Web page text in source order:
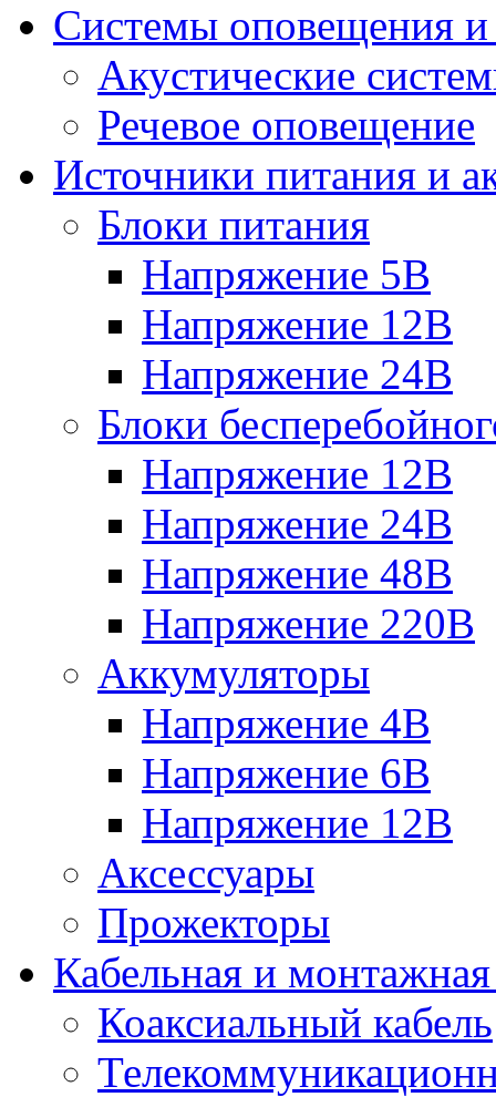
Системы оповещения и
Акустические
Речевое оповещение
Источники питания и
Блоки питания
Напряжение 5В
Напряжение 12В
Напряжение 24В
Блоки
Напряжение 12В
Напряжение 24В
Напряжение 48В
Напряжение 220В
Аккумуляторы
Напряжение 4В
Напряжение 6В
Напряжение 12В
Аксессуары
Прожекторы
Кабельная и
Коаксиальный кабель